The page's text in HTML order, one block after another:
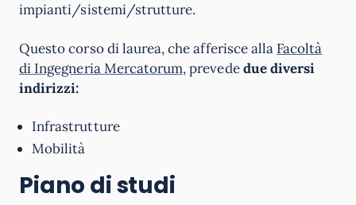
impianti/sistemi/strutture.
Questo corso di laurea, che afferisce alla Facoltà
di Ingegneria Mercatorum, prevededue diversi
indirizzi:
Infrastrutture
Mobilità
Piano di studi